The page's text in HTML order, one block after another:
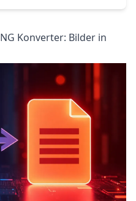
Konverter: Bilder in